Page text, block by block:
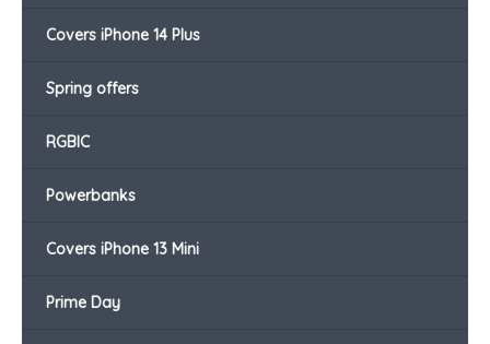
Covers iPhone 14 Plus
Spring offers
RGBIC
Powerbanks
Covers iPhone 13 Mini
Prime Day